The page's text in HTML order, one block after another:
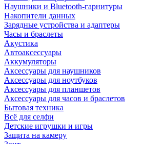
Наушники и Bluetooth-гарнитуры
Накопители данных
Зарядные устройства и адаптеры
Часы и браслеты
Акустика
Автоаксессуары
Аккумуляторы
Аксессуары для наушников
Аксессуары для ноутбуков
Аксессуары для планшетов
Аксессуары для часов и браслетов
Бытовая техника
Всё для селфи
Детские игрушки и игры
Защита на камеру